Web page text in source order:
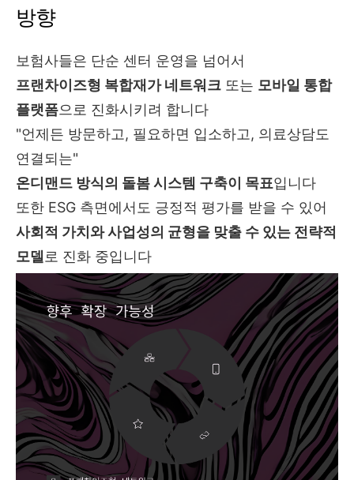
방향
보험사들은 단순 센터 운영을 넘어서
프랜차이즈형 복합재가 네트워크 또는 모바일 통합
플랫폼으로 진화시키려 합니다
"언제든 방문하고, 필요하면 입소하고, 의료상담도
연결되는"
온디맨드 방식의 돌봄 시스템 구축이 목표입니다
또한 ESG 측면에서도 긍정적 평가를 받을 수 있어
사회적 가치와 사업성의 균형을 맞출 수 있는 전략적
모델 로 진화 중입니다